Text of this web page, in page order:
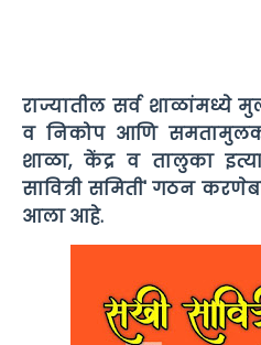
राज्यातील सर्व शाळांमध्ये
व निकोप आणि समतामुलक
शाळा, केंद्र व तालुका
सावित्री समिती' गठन
आला आहे.